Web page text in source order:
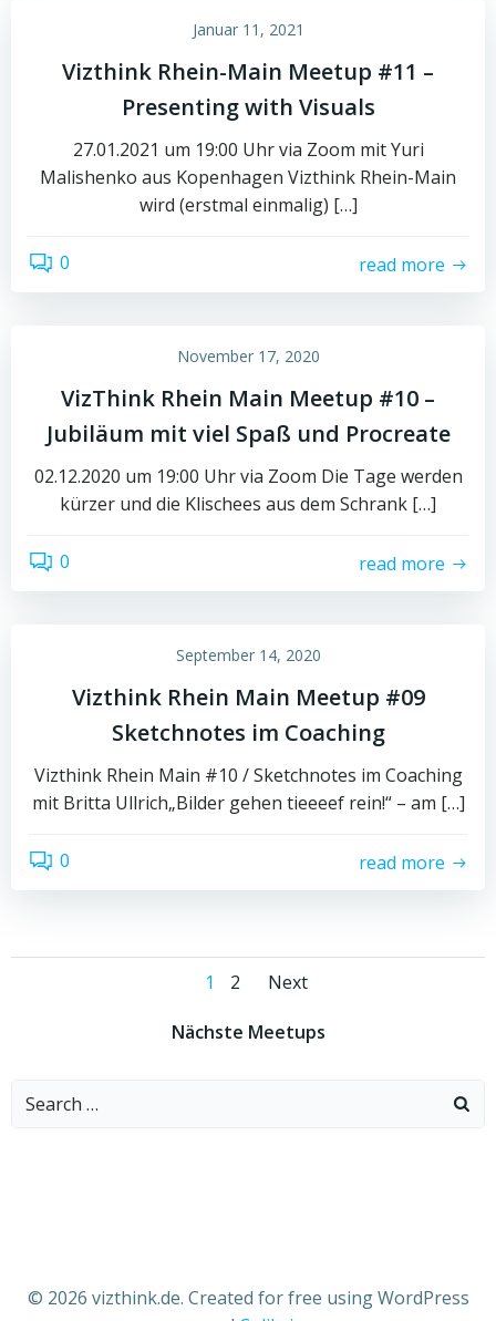
Januar 11, 2021
Vizthink Rhein-Main Meetup #11 –
Presenting with Visuals
27.01.2021 um 19:00 Uhr via Zoom mit Yuri
Malishenko aus Kopenhagen Vizthink Rhein-Main
wird (erstmal einmalig) […]
0 read more
November 17, 2020
VizThink Rhein Main Meetup #10 –
Jubiläum mit viel Spaß und Procreate
02.12.2020 um 19:00 Uhr via Zoom Die Tage werden
kürzer und die Klischees aus dem Schrank […]
0 read more
September 14, 2020
Vizthink Rhein Main Meetup #09
Sketchnotes im Coaching
Vizthink Rhein Main #10 / Sketchnotes im Coaching
mit Britta Ullrich„Bilder gehen tieeeef rein!“ – am […]
0 read more
Posts
navigation
Page
1 Page
2
Posts
navigation
Next
Nächste Meetups
Search
© 2026 vizthink.de. Created for free using WordPress